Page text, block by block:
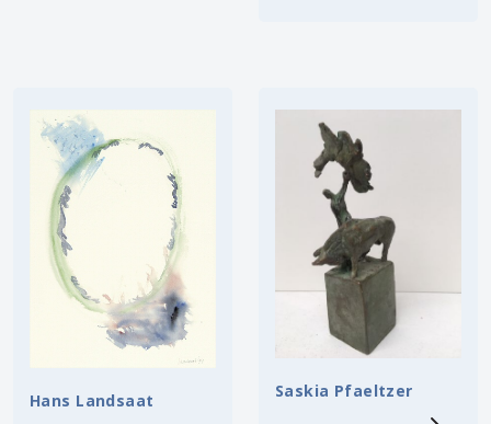
Hans Landsaat Saskia Pfaeltzer